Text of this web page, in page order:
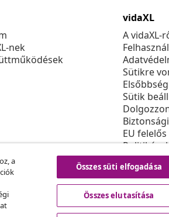
nek
vidaXL
A vidaXL-
Sütikre
Sütik
Biztonsági
EU
Politikával
a
Összes süti elfogadása
Összes elutasítása